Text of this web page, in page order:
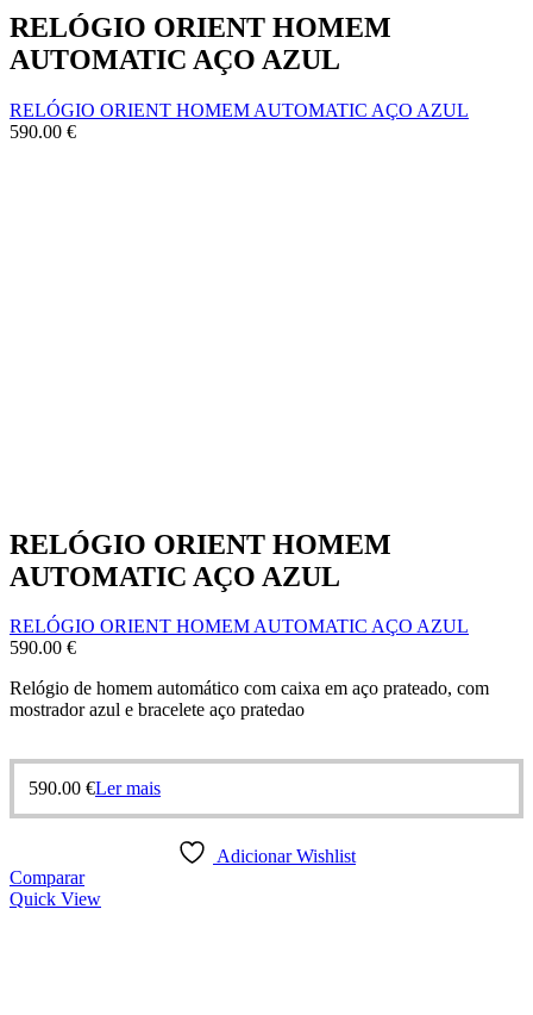
RELÓGIO ORIENT HOMEM
AUTOMATIC AÇO AZUL
RELÓGIO ORIENT HOMEM AUTOMATIC AÇO AZUL
590.00 €
RELÓGIO ORIENT HOMEM
AUTOMATIC AÇO AZUL
RELÓGIO ORIENT HOMEM AUTOMATIC AÇO AZUL
590.00 €
Relógio de homem automático com caixa em aço prateado, com
mostrador azul e bracelete aço pratedao
590.00 €Ler mais
Adicionar Wishlist
Comparar
Quick View